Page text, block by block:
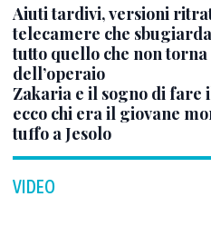
Aiuti tardivi, versioni
telecamere che
tutto quello che non
dell’operaio
Zakaria e il sogno di fare
ecco chi era il giovane
tuffo a Jesolo
VIDEO